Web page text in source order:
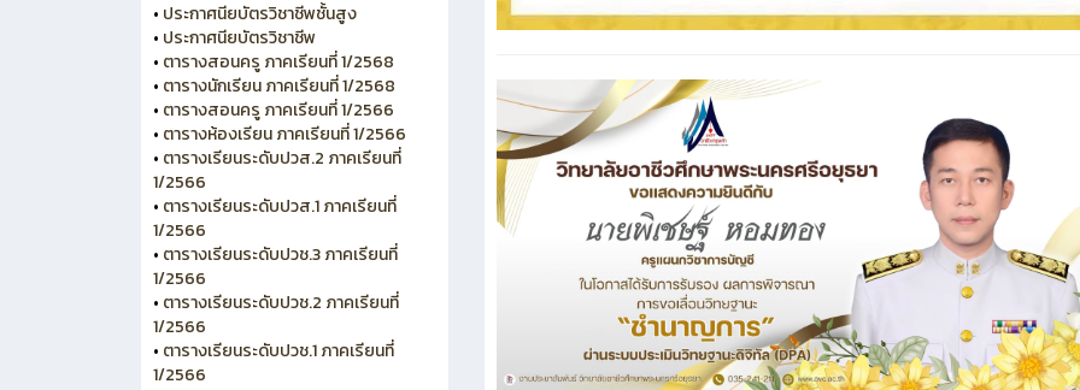
• ประกาศนียบัตรวิชาชีพชั้นสูง
• ประกาศนียบัตรวิชาชีพ
• ตารางสอนครู ภาคเรียนที่ 1/2568
• ตารางนักเรียน ภาคเรียนที่ 1/2568
• ตารางสอนครู ภาคเรียนที่ 1/2566
• ตารางห้องเรียน ภาคเรียนที่ 1/2566
• ตารางเรียนระดับปวส.2 ภาคเรียนที่
1/2566
• ตารางเรียนระดับปวส.1 ภาคเรียนที่
1/2566
• ตารางเรียนระดับปวช.3 ภาคเรียนที่
1/2566
• ตารางเรียนระดับปวช.2 ภาคเรียนที่
1/2566
• ตารางเรียนระดับปวช.1 ภาคเรียนที่
1/2566